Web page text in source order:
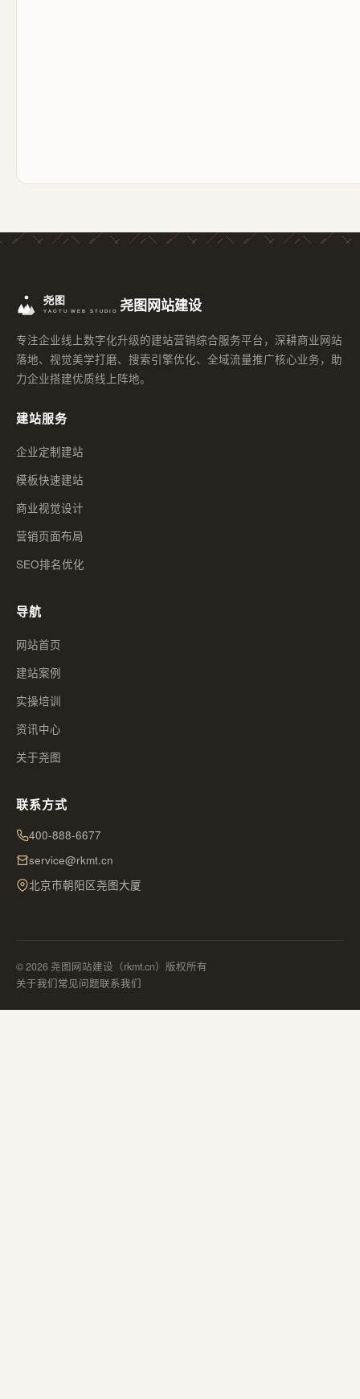
尧图网站建设
专注企业线上数字化升级的建站营销综合服务平台，深耕商业网站
落地、视觉美学打磨、搜索引擎优化、全域流量推广核心业务，助
力企业搭建优质线上阵地。
建站服务
企业定制建站
模板快速建站
商业视觉设计
营销页面布局
SEO排名优化
导航
网站首页
建站案例
实操培训
资讯中心
关于尧图
联系方式
400-888-6677
service@rkmt.cn
北京市朝阳区尧图大厦
© 2026 尧图网站建设（rkmt.cn）版权所有
关于我们常见问题联系我们